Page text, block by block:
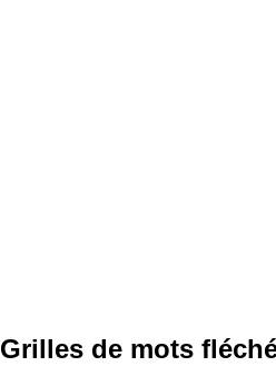
Grilles de mots